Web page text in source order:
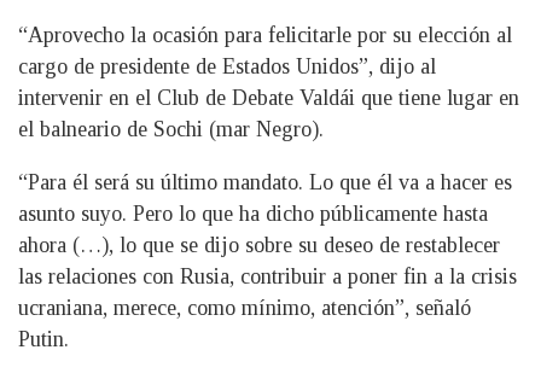
“Aprovecho la ocasión para felicitarle por su elección al
cargo de presidente de Estados Unidos”, dijo al
intervenir en el Club de Debate Valdái que tiene lugar en
el balneario de Sochi (mar Negro).
“Para él será su último mandato. Lo que él va a hacer es
asunto suyo. Pero lo que ha dicho públicamente hasta
ahora (…), lo que se dijo sobre su deseo de restablecer
las relaciones con Rusia, contribuir a poner fin a la crisis
ucraniana, merece, como mínimo, atención”, señaló
Putin.